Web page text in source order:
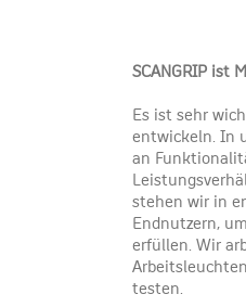
SCANGRIP ist
Es ist sehr
entwickeln. In
an
stehen wir in
Endnutzern,
erfüllen. Wir
testen.